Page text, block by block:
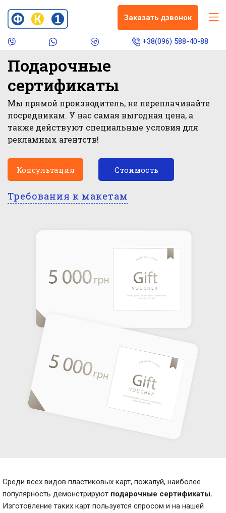
Заказать дзвонок
+38(096) 588-40-88
Подарочные
сертификаты
Мы прямой производитель, не переплачивайте
посредникам. У нас самая выгодная цена, а
также действуют специальные условия для
рекламных агентств!
Требования к макетам
Консультация Стоимость
Среди всех видов пластиковых карт, пожалуй, наиболее
популярность демонстрируют подарочные сертификаты.
Изготовление таких карт пользуется спросом и на нашей